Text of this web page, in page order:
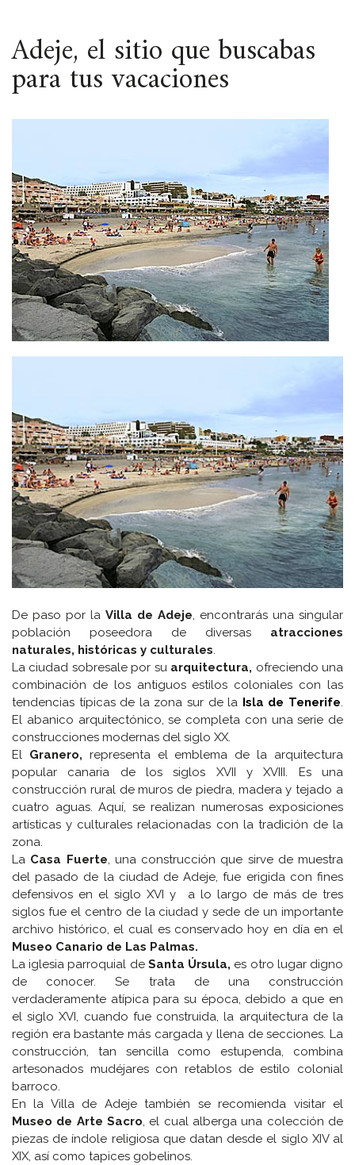
ESPACIO
Adeje, el sitio que buscabas
para tus vacaciones
De paso por la Villa de Adeje, encontrarás una singular
población poseedora de diversas atracciones
naturales, históricas y culturales.
La ciudad sobresale por su arquitectura, ofreciendo una
combinación de los antiguos estilos coloniales con las
tendencias típicas de la zona sur de la Isla de Tenerife.
El abanico arquitectónico, se completa con una serie de
construcciones modernas del siglo XX.
El Granero, representa el emblema de la arquitectura
popular canaria de los siglos XVII y XVIII. Es una
construcción rural de muros de piedra, madera y tejado a
cuatro aguas. Aquí, se realizan numerosas exposiciones
artísticas y culturales relacionadas con la tradición de la
zona.
La Casa Fuerte, una construcción que sirve de muestra
del pasado de la ciudad de Adeje, fue erigida con fines
defensivos en el siglo XVI y a lo largo de más de tres
siglos fue el centro de la ciudad y sede de un importante
archivo histórico, el cual es conservado hoy en día en el
Museo Canario de Las Palmas.
La iglesia parroquial de Santa Úrsula, es otro lugar digno
de conocer. Se trata de una construcción
verdaderamente atípica para su época, debido a que en
el siglo XVI, cuando fue construida, la arquitectura de la
región era bastante más cargada y llena de secciones. La
construcción, tan sencilla como estupenda, combina
artesonados mudéjares con retablos de estilo colonial
barroco.
En la Villa de Adeje también se recomienda visitar el
Museo de Arte Sacro, el cual alberga una colección de
piezas de índole religiosa que datan desde el siglo XIV al
XIX, así como tapices gobelinos.